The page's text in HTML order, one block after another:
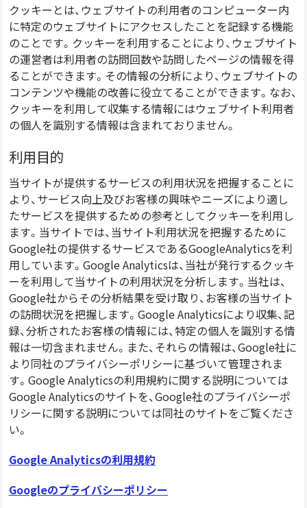
クッキーとは、ウェブサイトの利用者のコンピューター内
に特定のウェブサイトにアクセスしたことを記録する機能
のことです。クッキーを利用することにより、ウェブサイト
の運営者は利⽤者の訪問回数や訪問したページの情報を得
ることができます。その情報の分析により、ウェブサイトの
コンテンツや機能の改善に役立てることができます。なお、
クッキーを利⽤して収集する情報にはウェブサイト利用者
の個人を識別する情報は含まれておりません。
利用目的
当サイトが提供するサービスの利用状況を把握することに
より、サービス向上及びお客様の興味やニーズにより適し
たサービスを提供するための参考としてクッキーを利用し
ます。当サイトでは、当サイト利用状況を把握するために
Google社の提供するサービスであるGoogleAnalyticsを利
用しています。Google Analyticsは、当社が発行するクッキ
ーを利用して当サイトの利用状況を分析します。当社は、
Google社からその分析結果を受け取り、お客様の当サイト
の訪問状況を把握します。Google Analyticsにより収集、記
録、分析されたお客様の情報には、特定の個人を識別する情
報は一切含まれません。また、それらの情報は、Google社に
より同社のプライバシーポリシーに基づいて管理されま
す。Google Analyticsの利用規約に関する説明については
Google Analyticsのサイトを、Google社のプライバシーポ
リシーに関する説明については同社のサイトをご覧くださ
い。
Google Analyticsの利用規約
Googleのプライバシーポリシー